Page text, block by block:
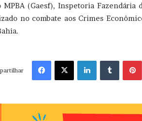
MPBA (Gaesf), Inspetoria
no combate aos Crimes
Facebook X Linkedin